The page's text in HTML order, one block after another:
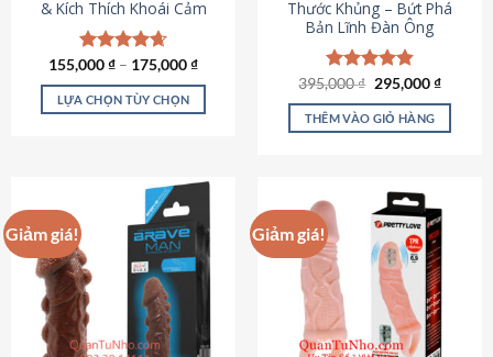
trên
trang
sản
phẩm
& Kích Thích Khoái Cảm
Được xếp
hạng4.69
5 sao
155,000₫ – 175,000₫
LỰA CHỌN TÙY CHỌN
nhiều
biến
thể.
Các
tùy
chọn
Thước Khủng – Bứt Phá
Bản Lĩnh Đàn Ông
Được xếp
hạng4.82
5 sao
395,000₫ Giá
là:
395,000 ₫.
295,000₫Giá
tại
THÊM VÀO GIỎ HÀNG
Giảm giá! Giảm giá!